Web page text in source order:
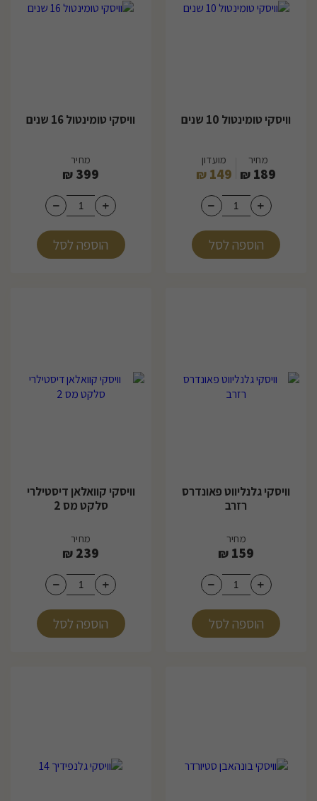
וויסקי טומינטול 10 שנים
מחיר
189
₪
מועדון
149
₪
הוספה לסל
וויסקי טומינטול 16 שנים
מחיר
399
₪
הוספה לסל
וויסקי גלנליווט פאונדרס
רזרב
מחיר
159
₪
הוספה לסל
וויסקי קוואלאן דיסטילרי
סלקט מס 2
מחיר
239
₪
הוספה לסל